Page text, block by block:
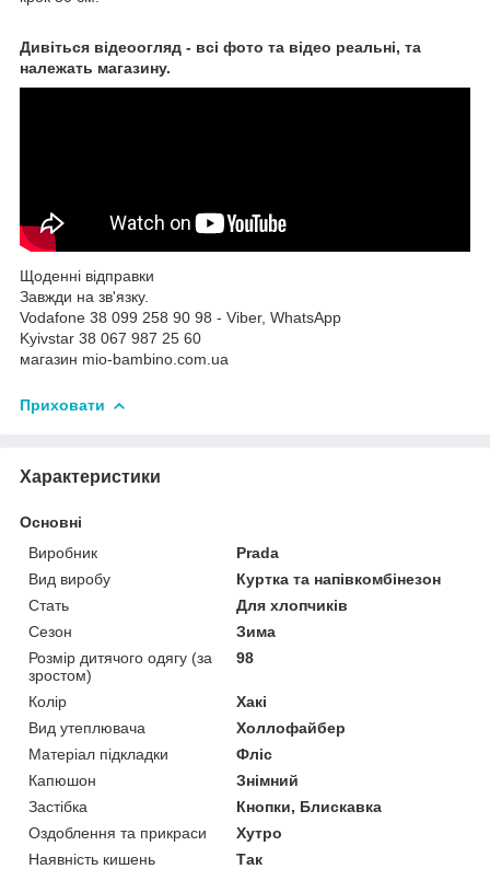
Дивіться відеоогляд - всі фото та відео реальні, та
належать магазину.
Щоденні відправки
Завжди на зв'язку.
Vodafone 38 099 258 90 98 - Viber, WhatsApp
Kyivstar 38 067 987 25 60
магазин mio-bambino.com.ua
Приховати
Характеристики
Основні
Виробник
Prada
Вид виробу
Куртка та напівкомбінезон
Стать
Для хлопчиків
Сезон
Зима
Розмір дитячого одягу (за
зростом)
98
Колір
Хакі
Вид утеплювача
Холлофайбер
Матеріал підкладки
Фліс
Капюшон
Знімний
Застібка
Кнопки, Блискавка
Оздоблення та прикраси
Хутро
Наявність кишень
Так